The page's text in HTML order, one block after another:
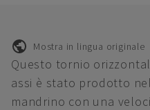
Mostra in lingua originale
Questo tornio
assi è stato prodotto
mandrino con una